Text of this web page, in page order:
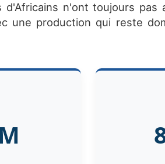
n'ont toujours pas
une production qui reste